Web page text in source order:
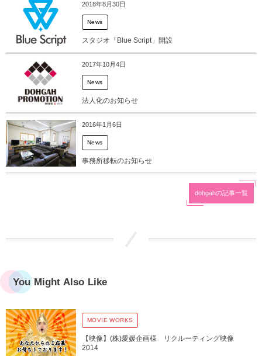
2018年8月30日
News
スタジオ「Blue Script」開設
2017年10月4日
News
法人化のお知らせ
2016年1月6日
News
事務所移転のお知らせ
dohgahの記事一覧
You Might Also Like
MOVIE WORKS
【映像】(株)愛媛企画様 リクルーティング映像
2014